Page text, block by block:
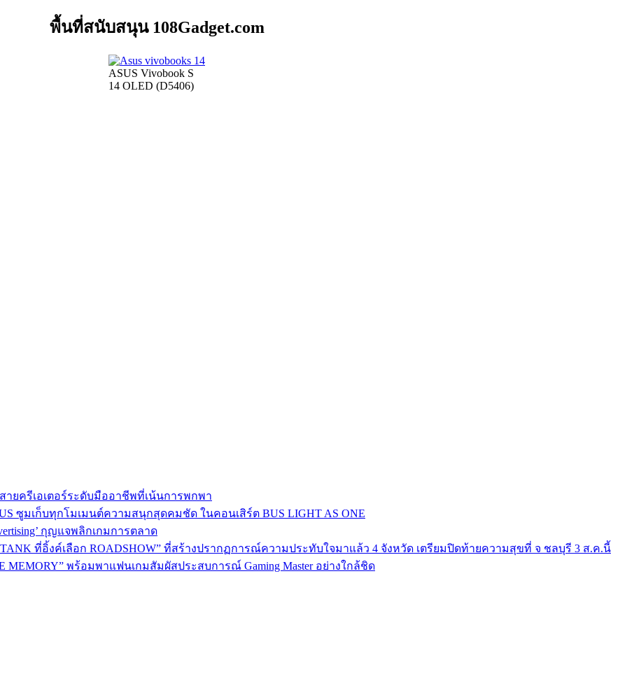
พื้นที่สนับสนุน 108Gadget.com
ASUS Vivobook S
14 OLED (D5406)
สายครีเอเตอร์ระดับมืออาชีพที่เน้นการพกพา
ซูมเก็บทุกโมเมนต์ความสนุกสุดคมชัด ในคอนเสิร์ต BUS LIGHT AS ONE
กุญแจพลิกเกมการตลาด
ที่อิ้งค์เลือก ROADSHOW” ที่สร้างปรากฏการณ์ความประทับใจมาแล้ว 4 จังหวัด เตรียมปิดท้ายความสุขที่ จ ชลบุรี 3 ส.ค.นี้
MEMORY” พร้อมพาแฟนเกมสัมผัสประสบการณ์ Gaming Master อย่างใกล้ชิด